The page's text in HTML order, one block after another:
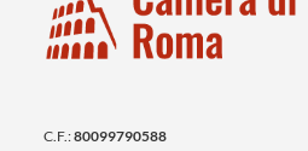
C.F.:80099790588